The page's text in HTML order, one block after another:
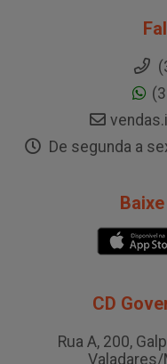
De segunda a
CD
Rua A, 200,
Valadares/